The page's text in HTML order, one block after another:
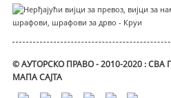
© АУТОРСКО ПРАВО - 2010-2020 : СВА
МАПА САЈТА